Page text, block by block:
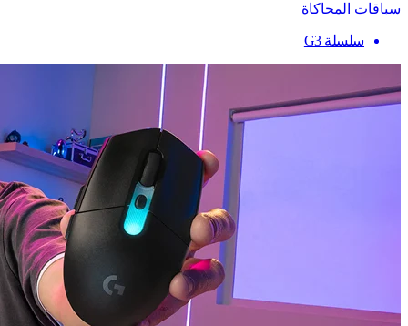
سباقات المحاكاة
سلسلة G3